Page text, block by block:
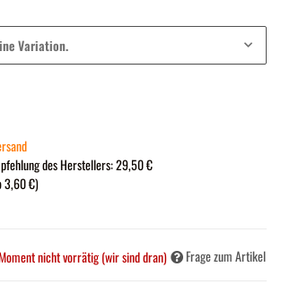
Variation.
des Herstellers:29,50 €
3,60 €)
nicht vorrätig (wir sind dran) Frage zum Artikel